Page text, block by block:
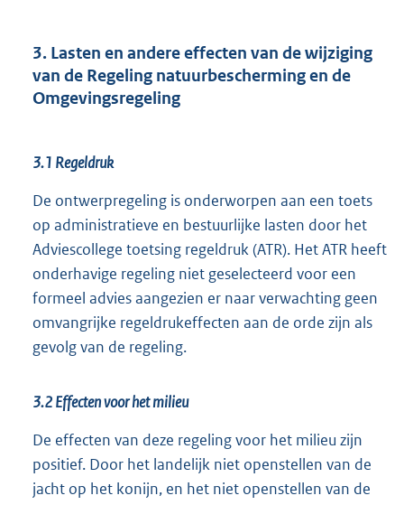
3. Lasten en andere effecten van de wijziging
van de Regeling natuurbescherming en de
Omgevingsregeling
3.1 Regeldruk
De ontwerpregeling is onderworpen aan een toets
op administratieve en bestuurlijke lasten door het
Adviescollege toetsing regeldruk (ATR). Het ATR heeft
onderhavige regeling niet geselecteerd voor een
formeel advies aangezien er naar verwachting geen
omvangrijke regeldrukeffecten aan de orde zijn als
gevolg van de regeling.
3.2 Effecten voor het milieu
De effecten van deze regeling voor het milieu zijn
positief. Door het landelijk niet openstellen van de
jacht op het konijn, en het niet openstellen van de